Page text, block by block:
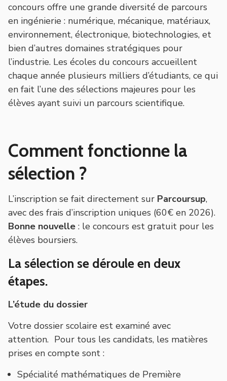
concours offre une grande diversité de parcours
en ingénierie : numérique, mécanique, matériaux,
environnement, électronique, biotechnologies, et
bien d’autres domaines stratégiques pour
l’industrie. Les écoles du concours accueillent
chaque année plusieurs milliers d’étudiants, ce qui
en fait l’une des sélections majeures pour les
élèves ayant suivi un parcours scientifique.
Comment fonctionne la
sélection ?
L’inscription se fait directement sur Parcoursup,
avec des frais d’inscription uniques (60€ en 2026).
Bonne nouvelle : le concours est gratuit pour les
élèves boursiers.
La sélection se déroule en deux
étapes.
L’étude du dossier
Votre dossier scolaire est examiné avec
attention. Pour tous les candidats, les matières
prises en compte sont :
Spécialité mathématiques de Première